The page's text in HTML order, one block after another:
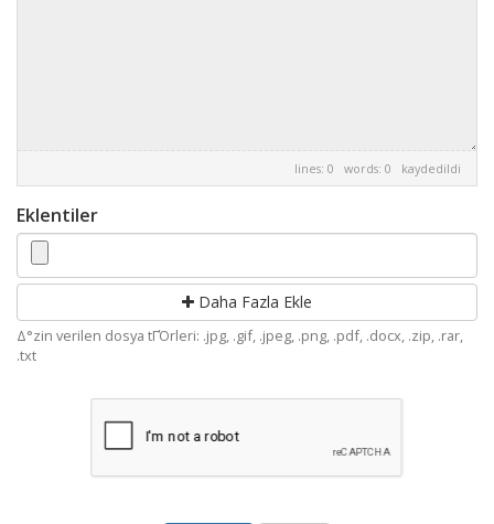
lines: 0 words: 0 kaydedildi
Eklentiler
Daha Fazla Ekle
Δ°zin verilen dosya tΓΌrleri: .jpg, .gif, .jpeg, .png, .pdf, .docx, .zip, .rar,
.txt